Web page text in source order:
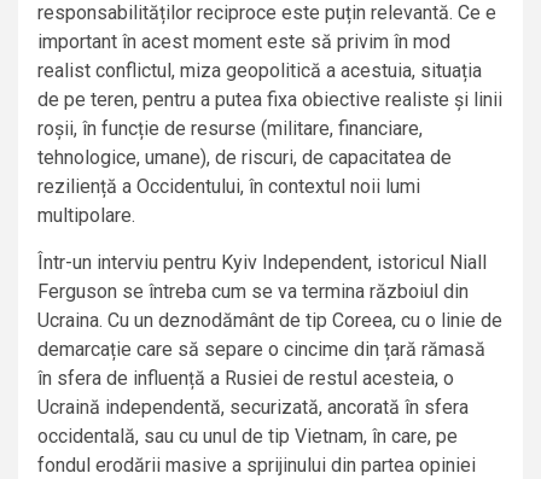
responsabilităților reciproce este puțin relevantă. Ce e
important în acest moment este să privim în mod
realist conflictul, miza geopolitică a acestuia, situația
de pe teren, pentru a putea fixa obiective realiste și linii
roșii, în funcție de resurse (militare, financiare,
tehnologice, umane), de riscuri, de capacitatea de
reziliență a Occidentului, în contextul noii lumi
multipolare.
Într-un interviu pentru Kyiv Independent, istoricul Niall
Ferguson se întreba cum se va termina războiul din
Ucraina. Cu un deznodământ de tip Coreea, cu o linie de
demarcație care să separe o cincime din țară rămasă
în sfera de influență a Rusiei de restul acesteia, o
Ucraină independentă, securizată, ancorată în sfera
occidentală, sau cu unul de tip Vietnam, în care, pe
fondul erodării masive a sprijinului din partea opiniei